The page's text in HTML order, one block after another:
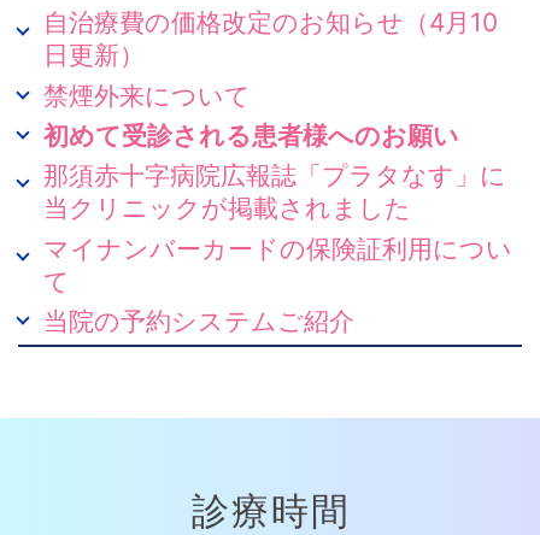
自治療費の価格改定のお知らせ（4月10
日更新）
禁煙外来について
初めて受診される患者様へのお願い
那須赤十字病院広報誌「プラタなす」に
当クリニックが掲載されました
マイナンバーカードの保険証利用につい
て
当院の予約システムご紹介
診療時間